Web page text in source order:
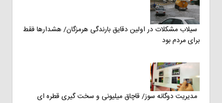
سیلاب مشکلات در اولین دقایق بارندگی هرمزگان/ هشدارها فقط
برای مردم بود
مدیریت دوگانه سوز/ قاچاق میلیونی و سخت گیری قطره ای